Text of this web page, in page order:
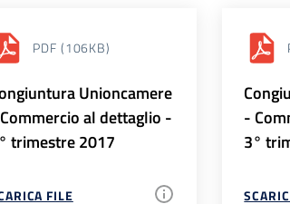
PDF (106KB)
Unioncamere
al dettaglio -
trimestre 2017
FILE
-
3°